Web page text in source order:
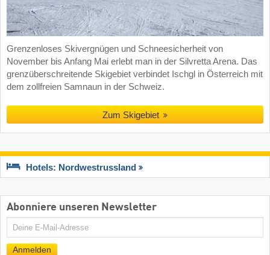
Grenzenloses Skivergnügen und Schneesicherheit von
November bis Anfang Mai erlebt man in der Silvretta Arena. Das
grenzüberschreitende Skigebiet verbindet Ischgl in Österreich mit
dem zollfreien Samnaun in der Schweiz.
Zum Skigebiet
Hotels: Nordwestrussland
Abonniere unseren Newsletter
E-
Anmelden